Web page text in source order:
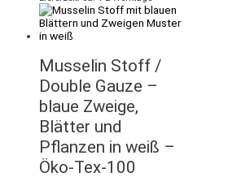
Musselin Stoff /
Double Gauze –
blaue Zweige,
Blätter und
Pflanzen in weiß –
Öko-Tex-100